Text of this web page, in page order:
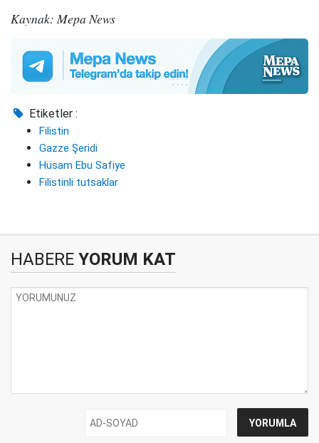
Kaynak: Mepa News
Etiketler :
Filistin
Gazze Şeridi
Hüsam Ebu Safiye
Filistinli tutsaklar
HABERE YORUM KAT